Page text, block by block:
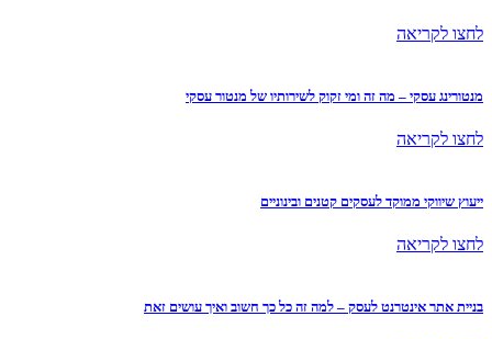
לחצו לקריאה
מנטורינג עסקי – מה זה ומי זקוק לשירותיו של מנטור עסקי
לחצו לקריאה
ייעוץ שיווקי ממוקד לעסקים קטנים ובינוניים
לחצו לקריאה
בניית אתר אינטרנט לעסק – למה זה כל כך חשוב ואיך עושים זאת